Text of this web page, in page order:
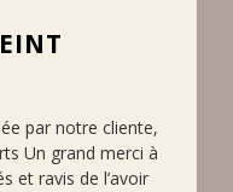
par notre cliente,
Un grand merci à
et ravis de l’avoir